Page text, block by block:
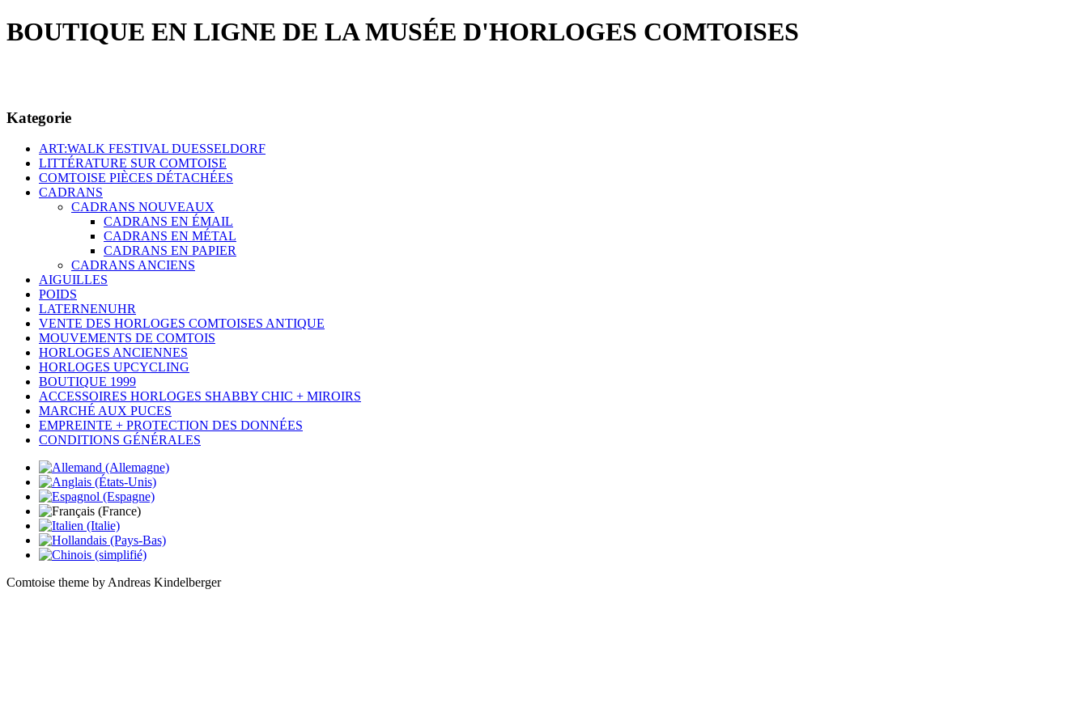
BOUTIQUE EN LIGNE DE LA MUSÉE D'HORLOGES COMTOISES
Kategorie
ART:WALK FESTIVAL DUESSELDORF
LITTÉRATURE SUR COMTOISE
COMTOISE PIÈCES DÉTACHÉES
CADRANS
CADRANS NOUVEAUX
CADRANS EN ÉMAIL
CADRANS EN MÉTAL
CADRANS EN PAPIER
CADRANS ANCIENS
AIGUILLES
POIDS
LATERNENUHR
VENTE DES HORLOGES COMTOISES ANTIQUE
MOUVEMENTS DE COMTOIS
HORLOGES ANCIENNES
HORLOGES UPCYCLING
BOUTIQUE 1999
ACCESSOIRES HORLOGES SHABBY CHIC + MIROIRS
MARCHÉ AUX PUCES
EMPREINTE + PROTECTION DES DONNÉES
CONDITIONS GÉNÉRALES
Comtoise theme by Andreas Kindelberger